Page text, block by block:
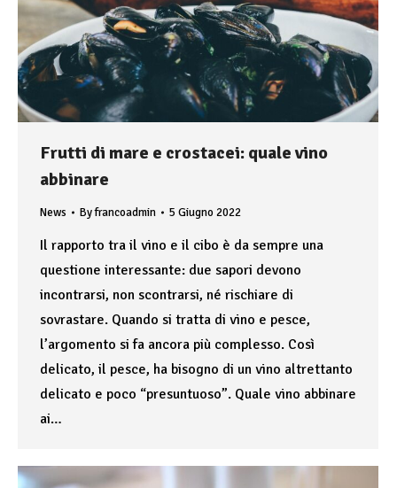
Frutti di mare e crostacei: quale vino
abbinare
News Byfrancoadmin 5 Giugno 2022
Il rapporto tra il vino e il cibo è da sempre una
questione interessante: due sapori devono
incontrarsi, non scontrarsi, né rischiare di
sovrastare. Quando si tratta di vino e pesce,
l’argomento si fa ancora più complesso. Così
delicato, il pesce, ha bisogno di un vino altrettanto
delicato e poco “presuntuoso”. Quale vino abbinare
ai…